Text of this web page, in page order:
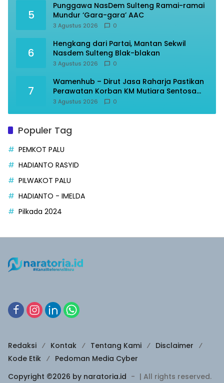
5
Punggawa NasDem Sulteng Ramai-ramai
Mundur ‘Gara-gara’ AAC
3 Agustus 2026 0
6
Hengkang dari Partai, Mantan Sekwil
Nasdem Sulteng Blak-blakan
3 Agustus 2026 0
7
Wamenhub – Dirut Jasa Raharja Pastikan
Perawatan Korban KM Mutiara Sentosa
Optimal
3 Agustus 2026 0
Populer Tag
PEMKOT PALU
HADIANTO RASYID
PILWAKOT PALU
HADIANTO - IMELDA
Pilkada 2024
Redaksi Kontak Tentang Kami
Disclaimer
Kode Etik
Pedoman Media Cyber
Copyright ©2026 by naratoria.id - | All rights reserved.